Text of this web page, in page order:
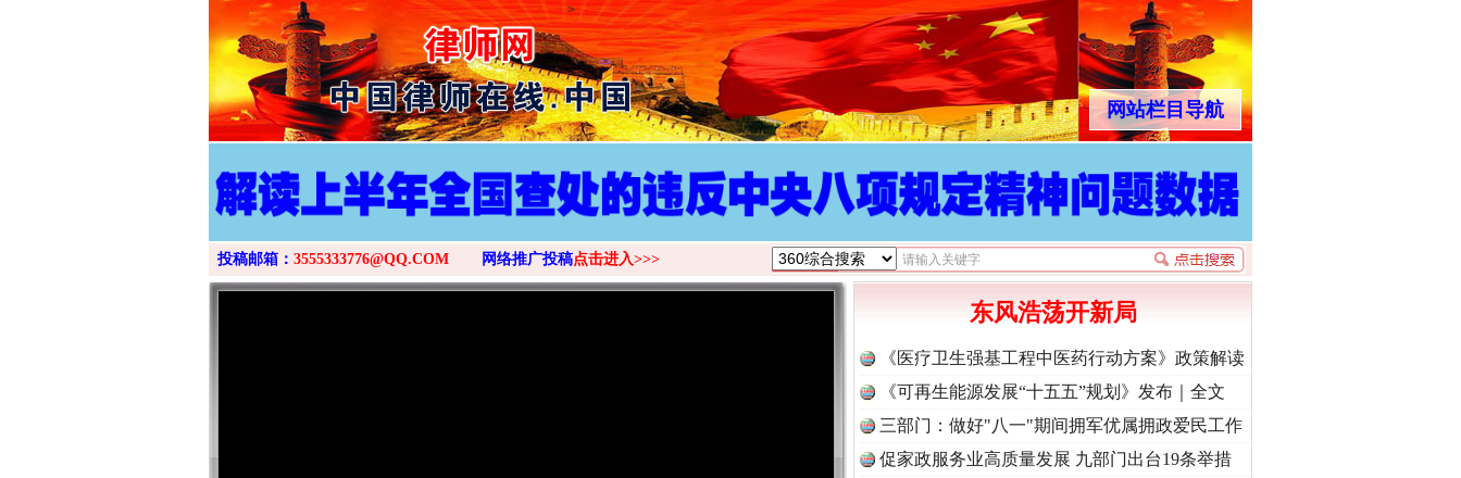
>
网站栏目导航
投稿邮箱： 3555333776@QQ.COM 网络推广投稿点击进入>>>
东风浩荡开新局
《医疗卫生强基工程中医药行动方案》政策解读
《可再生能源发展“十五五”规划》发布｜全文
三部门：做好"八一"期间拥军优属拥政爱民工作
促家政服务业高质量发展 九部门出台19条举措